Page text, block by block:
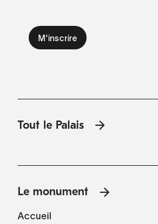
Tout le Palais
Le monument
Accueil